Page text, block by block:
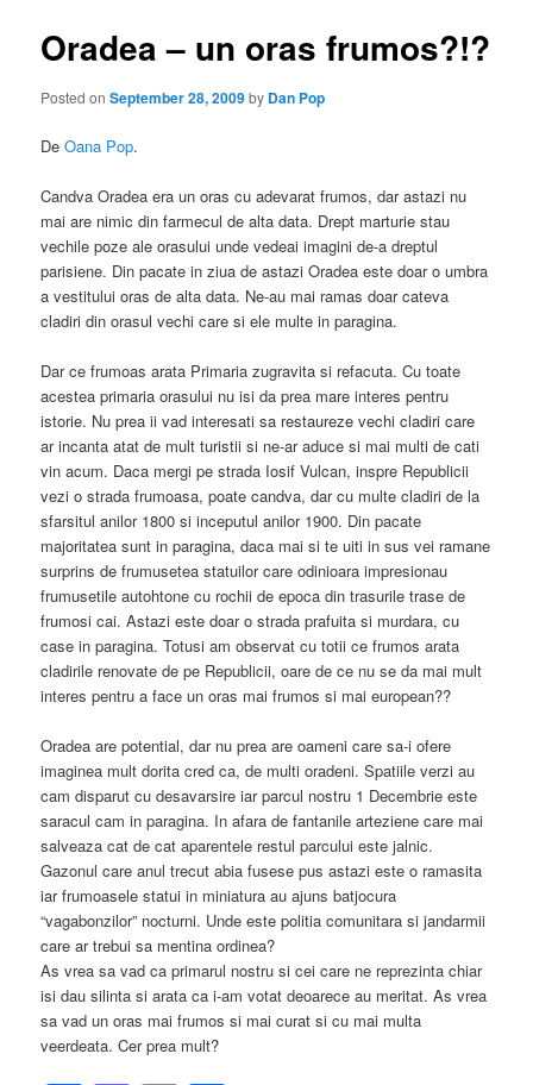
Oradea – un oras frumos?!?
Posted onSeptember 28, 2009by Dan Pop
DeOana Pop.
Candva Oradea era un oras cu adevarat frumos, dar astazi nu
mai are nimic din farmecul de alta data. Drept marturie stau
vechile poze ale orasului unde vedeai imagini de-a dreptul
parisiene. Din pacate in ziua de astazi Oradea este doar o umbra
a vestitului oras de alta data. Ne-au mai ramas doar cateva
cladiri din orasul vechi care si ele multe in paragina.
Dar ce frumoas arata Primaria zugravita si refacuta. Cu toate
acestea primaria orasului nu isi da prea mare interes pentru
istorie. Nu prea ii vad interesati sa restaureze vechi cladiri care
ar incanta atat de mult turistii si ne-ar aduce si mai multi de cati
vin acum. Daca mergi pe strada Iosif Vulcan, inspre Republicii
vezi o strada frumoasa, poate candva, dar cu multe cladiri de la
sfarsitul anilor 1800 si inceputul anilor 1900. Din pacate
majoritatea sunt in paragina, daca mai si te uiti in sus vei ramane
surprins de frumusetea statuilor care odinioara impresionau
frumusetile autohtone cu rochii de epoca din trasurile trase de
frumosi cai. Astazi este doar o strada prafuita si murdara, cu
case in paragina. Totusi am observat cu totii ce frumos arata
cladirile renovate de pe Republicii, oare de ce nu se da mai mult
interes pentru a face un oras mai frumos si mai european??
Oradea are potential, dar nu prea are oameni care sa-i ofere
imaginea mult dorita cred ca, de multi oradeni. Spatiile verzi au
cam disparut cu desavarsire iar parcul nostru 1 Decembrie este
saracul cam in paragina. In afara de fantanile arteziene care mai
salveaza cat de cat aparentele restul parcului este jalnic.
Gazonul care anul trecut abia fusese pus astazi este o ramasita
iar frumoasele statui in miniatura au ajuns batjocura
“vagabonzilor” nocturni. Unde este politia comunitara si jandarmii
care ar trebui sa mentina ordinea?
As vrea sa vad ca primarul nostru si cei care ne reprezinta chiar
isi dau silinta si arata ca i-am votat deoarece au meritat. As vrea
sa vad un oras mai frumos si mai curat si cu mai multa
veerdeata. Cer prea mult?